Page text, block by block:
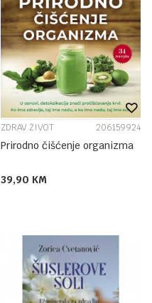
ZDRAV ŽIVOT 206159924
Prirodno čišćenje organizma
39,90 KM